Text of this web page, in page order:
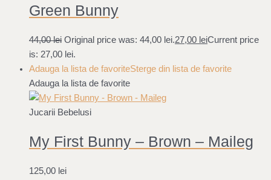
Green Bunny
44,00lei Original price was: 44,00 lei.27,00 leiCurrent price
is: 27,00 lei.
Adauga la lista de favoriteSterge din lista de favorite
Adauga la lista de favorite
Jucarii Bebelusi
My First Bunny – Brown – Maileg
125,00 lei